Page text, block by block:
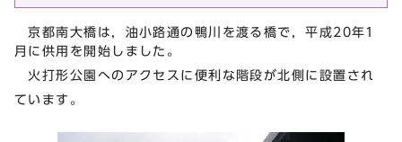
京都南大橋は，油小路通の鴨川を渡る橋で，平成20年1
月に供用を開始しました。
火打形公園へのアクセスに便利な階段が北側に設置され
ています。